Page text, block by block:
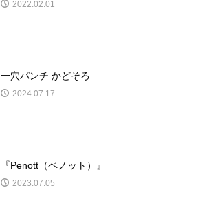
2022.02.01
一穴パンチ かどそろ
2024.07.17
『Penott（ペノット）』
2023.07.05